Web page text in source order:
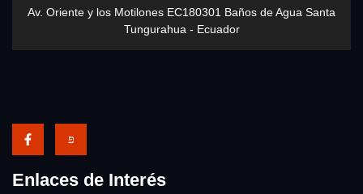
Av. Oriente y los Motilones EC180301 Baños de Agua Santa
Tungurahua - Ecuador
Enlaces de Interés